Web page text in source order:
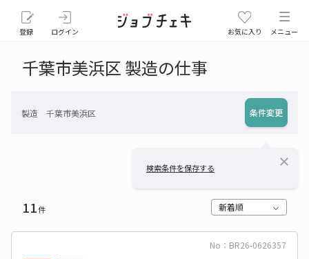
登録 ログイン お気に入り メニュー
千葉市美浜区 製造の仕事
製造 千葉市美浜区 条件変更
検索条件を保存する close
11件 新着順
No：BR26-0626357